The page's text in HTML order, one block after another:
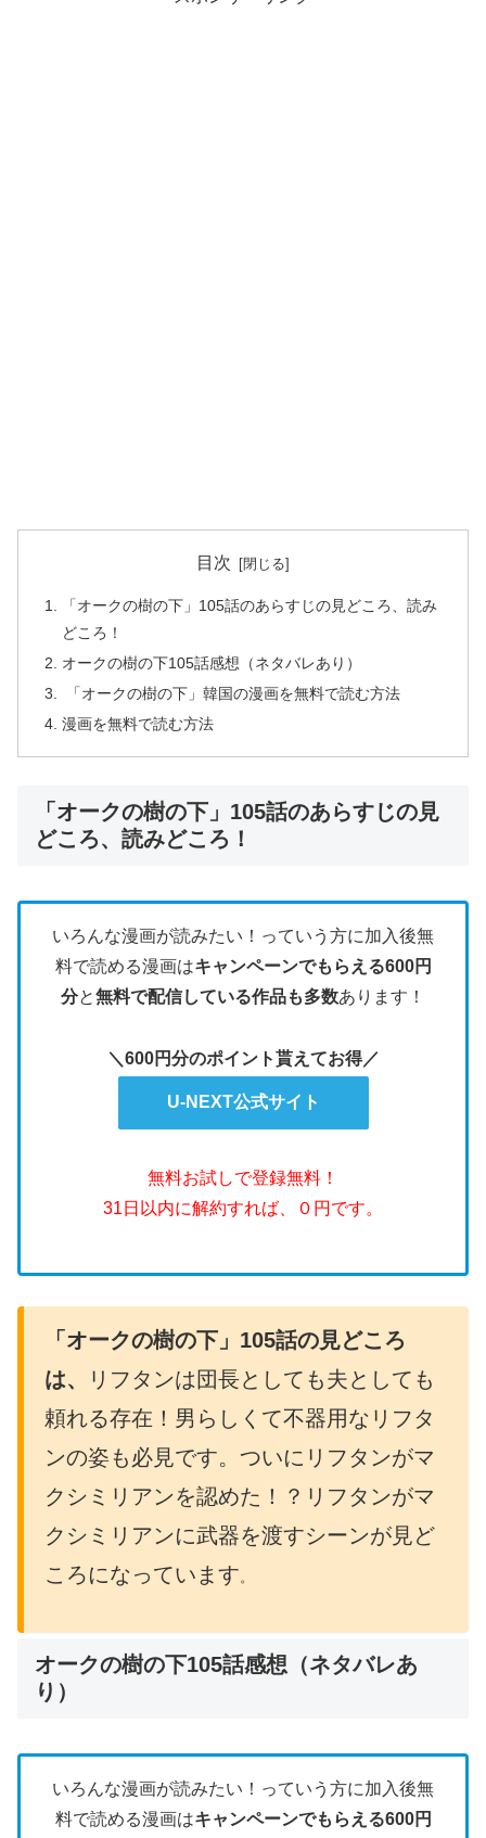
目次
「オークの樹の下」105話のあらすじの見どころ、読み
どころ！
オークの樹の下105話感想（ネタバレあり）
「オークの樹の下」韓国の漫画を無料で読む方法
漫画を無料で読む方法
「オークの樹の下」105話のあらすじの見
どころ、読みどころ！
いろんな漫画が読みたい！っていう方に加入後無
料で読める漫画はキャンペーンでもらえる600円
分と無料で配信している作品も多数あります！
＼600円分のポイント貰えてお得／
U-NEXT公式サイト
無料お試しで登録無料！
31日以内に解約すれば、０円です。
「オークの樹の下」105話の見どころ
は、
リフタンは団長としても夫としても
頼れる存在！男らしくて不器用なリフタ
ンの姿も必見です。ついにリフタンがマ
クシミリアンを認めた！？リフタンがマ
クシミリアンに武器を渡すシーンが見ど
ころになっています。
オークの樹の下105話感想（ネタバレあ
り）
いろんな漫画が読みたい！っていう方に加入後無
料で読める漫画はキャンペーンでもらえる600円